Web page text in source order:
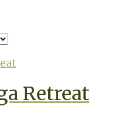
Retreat